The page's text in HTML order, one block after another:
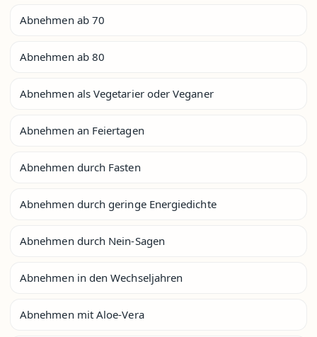
Abnehmen ab 70
Abnehmen ab 80
Abnehmen als Vegetarier oder Veganer
Abnehmen an Feiertagen
Abnehmen durch Fasten
Abnehmen durch geringe Energiedichte
Abnehmen durch Nein-Sagen
Abnehmen in den Wechseljahren
Abnehmen mit Aloe-Vera